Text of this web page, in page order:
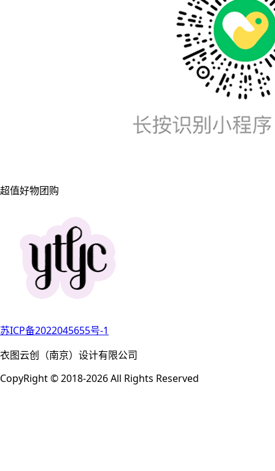
超值好物团购
苏ICP备2022045655号-1
衣图云创（南京）设计有限公司
CopyRight © 2018-2026 All Rights Reserved